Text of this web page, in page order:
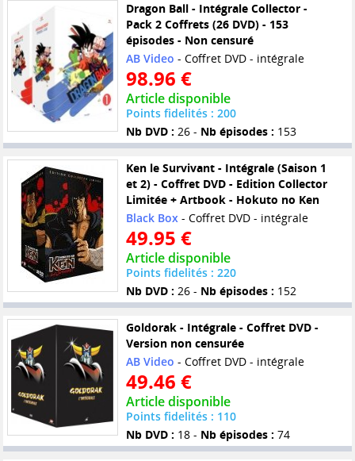
Dragon Ball - Intégrale Collector -
Pack 2 Coffrets (26 DVD) - 153
épisodes - Non censuré
AB Video - Coffret DVD - intégrale
98.96 €
Article disponible
Points fidelités : 200
Nb DVD : 26 - Nb épisodes : 153
Ken le Survivant - Intégrale (Saison 1
et 2) - Coffret DVD - Edition Collector
Limitée + Artbook - Hokuto no Ken
Black Box- Coffret DVD - intégrale
49.95 €
Article disponible
Points fidelités : 220
Nb DVD : 26 - Nb épisodes : 152
Goldorak - Intégrale - Coffret DVD -
Version non censurée
AB Video - Coffret DVD - intégrale
49.46 €
Article disponible
Points fidelités : 110
Nb DVD : 18 - Nb épisodes : 74